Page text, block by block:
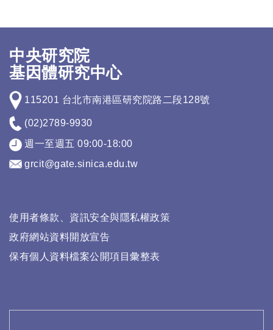
中央研究院
基因體研究中心
115201 台北市南港區研究院路二段128號
(02)2789-9930
週一至週五 09:00-18:00
grcit@gate.sinica.edu.tw
使用者條款、資訊安全與隱私權政策
政府網站資料開放宣告
保有個人資料檔案公開項目彙整表